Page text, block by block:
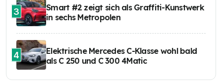
3
Smart #2 zeigt sich als Graffiti-Kunstwerk
in sechs Metropolen
4
Elektrische Mercedes C-Klasse wohl bald
als C 250 und C 300 4Matic